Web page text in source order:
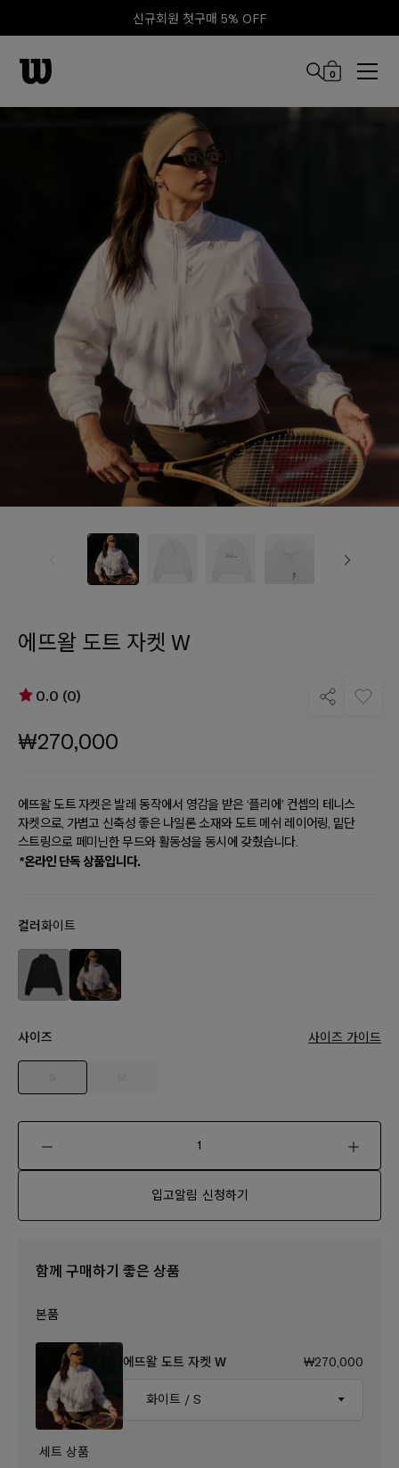
신규회원 첫구매 5% OFF
0
에뜨왈 도트 자켓 W
0.0 (0)
₩270,000
에뜨왈 도트 자켓은 발레 동작에서 영감을 받은 ‘플리에’ 컨셉의 테니스
자켓으로, 가볍고 신축성 좋은 나일론 소재와 도트 메쉬 레이어링, 밑단
스트링으로 페미닌한 무드와 활동성을 동시에 갖췄습니다.
*온라인 단독 상품입니다.
컬러화이트
사이즈 사이즈 가이드
입고알림 신청하기
에뜨왈 도트 자켓 W ₩270,000